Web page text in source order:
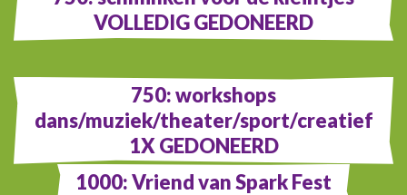
VOLLEDIG GEDONEERD
750: workshops
dans/muziek/theater/sport/creatief
1X GEDONEERD
1000: Vriend van Spark Fest